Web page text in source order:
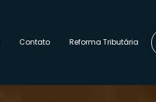
Contato Reforma Tributária